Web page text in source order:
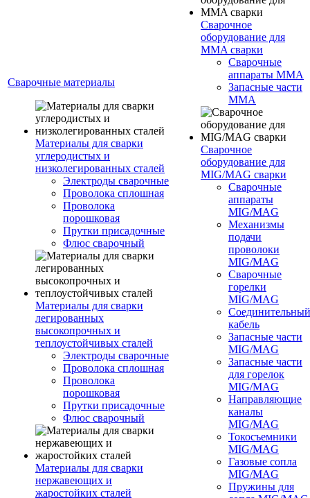
Сварочные материалы
Материалы для сварки
углеродистых и
низколегированных сталей
Электроды сварочные
Проволока сплошная
Проволока
порошковая
Прутки присадочные
Флюс сварочный
Материалы для сварки
легированных
высокопрочных и
теплоустойчивых сталей
Электроды сварочные
Проволока сплошная
Проволока
порошковая
Прутки присадочные
Флюс сварочный
Материалы для сварки
нержавеющих и
жаростойких сталей
Сварочное
оборудование для
MMA сварки
Сварочные
аппараты MMA
Запасные части
MMA
Сварочное
оборудование для
MIG/MAG сварки
Сварочные
аппараты
MIG/MAG
Механизмы
подачи
проволоки
MIG/MAG
Сварочные
горелки
MIG/MAG
Соединительный
кабель
Запасные части
MIG/MAG
Запасные части
для горелок
MIG/MAG
Направляющие
каналы
MIG/MAG
Токосъемники
MIG/MAG
Газовые сопла
MIG/MAG
Пружины для